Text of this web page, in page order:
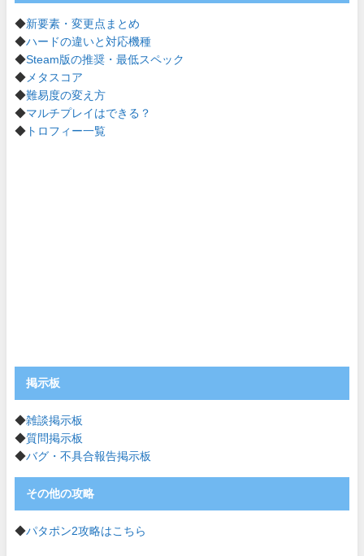
◆新要素・変更点まとめ
◆ハードの違いと対応機種
◆Steam版の推奨・最低スペック
◆ メタスコア
◆難易度の変え方
◆マルチプレイはできる？
◆ トロフィー一覧
掲示板
◆雑談掲示板
◆質問掲示板
◆バグ・不具合報告掲示板
その他の攻略
◆パタポン2攻略はこちら